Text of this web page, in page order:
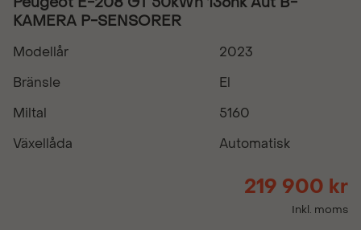
KAMERA P-SENSORER
Modellår
2023
Bränsle
El
Miltal
5160
Växellåda
Automatisk
219 900 kr
Inkl. moms